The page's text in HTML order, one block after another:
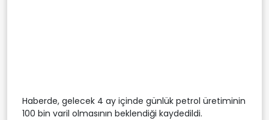
Haberde, gelecek 4 ay içinde günlük petrol üretiminin
100 bin varil olmasının beklendiği kaydedildi.